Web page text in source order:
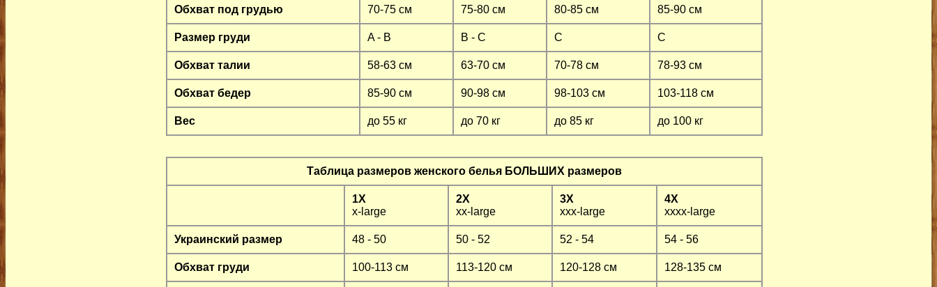
Обхват под грудью 70-75 см 75-80 см 80-85 см 85-90 см
Размер груди A - B B - C C C
Обхват талии 58-63 см 63-70 см 70-78 см 78-93 см
Обхват бедер 85-90 см 90-98 см 98-103 см 103-118 см
Вес до 55 кг до 70 кг до 85 кг до 100 кг
Таблица размеров женского белья БОЛЬШИХ размеров
1X
x-large
2X
xx-large
3X
xxx-large
4X
xxxx-large
Украинский размер 48 - 50 50 - 52 52 - 54 54 - 56
Обхват груди 100-113 см 113-120 см 120-128 см 128-135 см